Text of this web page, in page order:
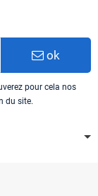
ok
pour cela nos
du site.